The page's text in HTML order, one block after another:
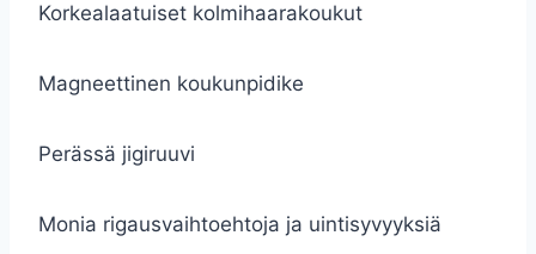
Korkealaatuiset kolmihaarakoukut
Magneettinen koukunpidike
Perässä jigiruuvi
Monia rigausvaihtoehtoja ja uintisyvyyksiä